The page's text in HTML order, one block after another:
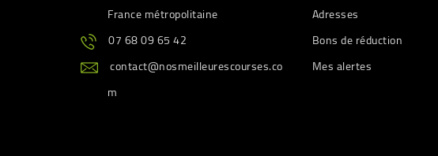
France métropolitaine
07 68 09 65 42
contact@nosmeilleurescourses.co
m
Adresses
Bons de réduction
Mes alertes